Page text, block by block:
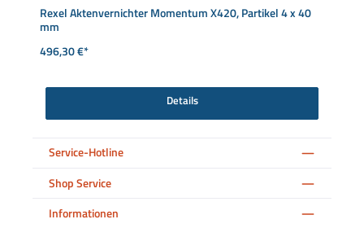
Rexel Aktenvernichter Momentum X420, Partikel 4 x 40
mm
496,30 €*
Details
Service-Hotline
Shop Service
Informationen